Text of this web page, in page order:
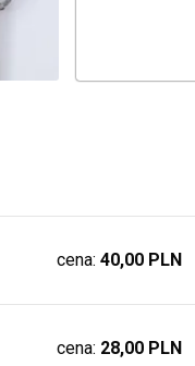
cena: 40,00 PLN
cena: 28,00 PLN